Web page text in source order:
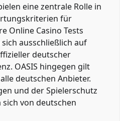
eine zentrale Rolle in
für
Online Casino Tests
ausschließlich auf
deutscher
OASIS hingegen gilt
deutschen Anbieter.
und der Spielerschutz
von deutschen